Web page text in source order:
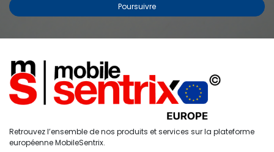
Étiquettes
Accueil Recherche
0
Compte
Poursuivre
Retrouvez l’ensemble de nos produits et services sur la plateforme
européenne MobileSentrix.
Copyright © 2024 FMP-France. Tous droits réservés